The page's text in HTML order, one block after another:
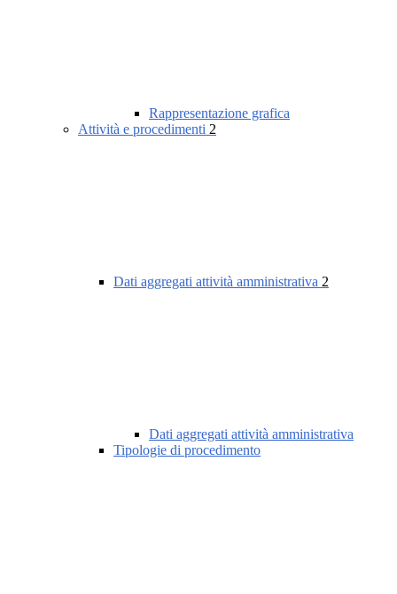
Rappresentazione grafica
Attività e procedimenti 2
Dati aggregati attività amministrativa 2
Dati aggregati attività amministrativa
Tipologie di procedimento